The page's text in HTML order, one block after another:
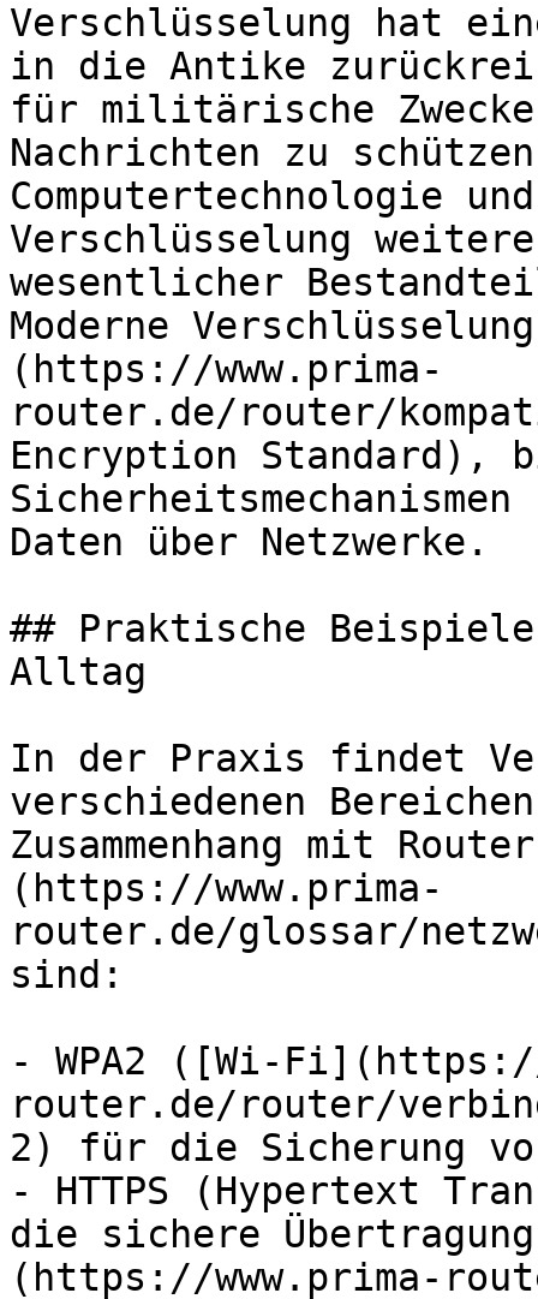
Verschlüsselung hat
in die Antike
für militärische
Nachrichten zu
Computertechnologie
Verschlüsselung
wesentlicher
Moderne
(https://www.prima-
router.de/router/
Encryption Standard),
Daten über Netzwerke.
## Praktische
Alltag
In der Praxis findet
verschiedenen
Zusammenhang mit
(https://www.prima-
router.de/glossar/
sind:
- WPA2 ([Wi-
router.de/router/
2) für die Sicherung von
- HTTPS (Hypertext
die sichere
(https://www.prima-